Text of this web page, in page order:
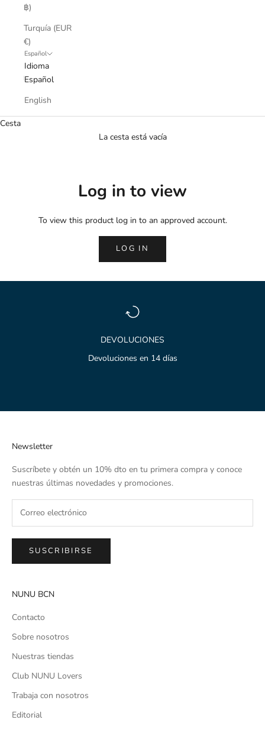
฿)
Turquía (EUR
€)
Español
Idioma
Español
English
Cesta
La cesta está vacía
Log in to view
To view this product log in to an approved account.
LOG IN
DEVOLUCIONES
Devoluciones en 14 días
Newsletter
Suscríbete y obtén un 10% dto en tu primera compra y conoce
nuestras últimas novedades y promociones.
SUSCRIBIRSE
NUNU BCN
Contacto
Sobre nosotros
Nuestras tiendas
Club NUNU Lovers
Trabaja con nosotros
Editorial